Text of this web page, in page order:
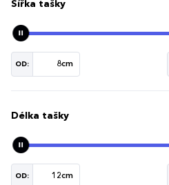
Šířka tašky
OD:
Délka tašky
OD: